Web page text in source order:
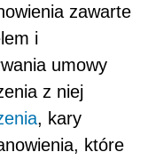
zawarte
i
umowy
z niej
, kary
które